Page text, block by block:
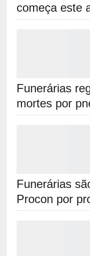
começa este
Funerárias
mortes por
Funerárias
Procon por